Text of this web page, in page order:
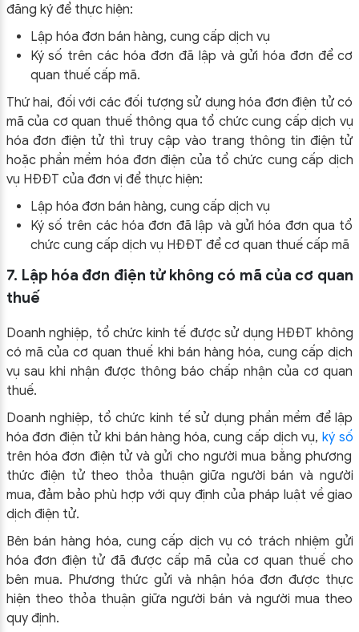
đăng ký để thực hiện:
Lập hóa đơn bán hàng, cung cấp dịch vụ
Ký số trên các hóa đơn đã lập và gửi hóa đơn để cơ
quan thuế cấp mã.
Thứ hai, đối với các đối tượng sử dụng hóa đơn điện tử có
mã của cơ quan thuế thông qua tổ chức cung cấp dịch vụ
hóa đơn điện tử thì truy cập vào trang thông tin điện tử
hoặc phần mềm hóa đơn điện của tổ chức cung cấp dịch
vụ HĐĐT của đơn vị để thực hiện:
Lập hóa đơn bán hàng, cung cấp dịch vụ
Ký số trên các hóa đơn đã lập và gửi hóa đơn qua tổ
chức cung cấp dịch vụ HĐĐT để cơ quan thuế cấp mã
7. Lập hóa đơn điện tử không có mã của cơ quan
thuế
Doanh nghiệp, tổ chức kinh tế được sử dụng HĐĐT không
có mã của cơ quan thuế khi bán hàng hóa, cung cấp dịch
vụ sau khi nhận được thông báo chấp nhận của cơ quan
thuế.
Doanh nghiệp, tổ chức kinh tế sử dụng phần mềm để lập
hóa đơn điện tử khi bán hàng hóa, cung cấp dịch vụ, ký số
trên hóa đơn điện tử và gửi cho người mua bằng phương
thức điện tử theo thỏa thuận giữa người bán và người
mua, đảm bảo phù hợp với quy định của pháp luật về giao
dịch điện tử.
Bên bán hàng hóa, cung cấp dịch vụ có trách nhiệm gửi
hóa đơn điện tử đã được cấp mã của cơ quan thuế cho
bên mua. Phương thức gửi và nhận hóa đơn được thực
hiện theo thỏa thuận giữa người bán và người mua theo
quy định.